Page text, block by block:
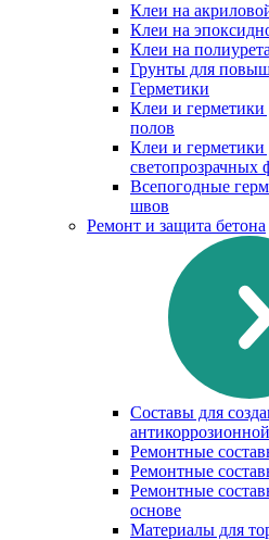
Клеи на
Клеи на
Клеи на
Грунты для
Герметики
Клеи и герметики
полов
Клеи и
светопрозрачных
Всепогодные
швов
Ремонт и защита бетона
Составы для
Ремонтные
Ремонтные
Ремонтные
основе
Материалы для